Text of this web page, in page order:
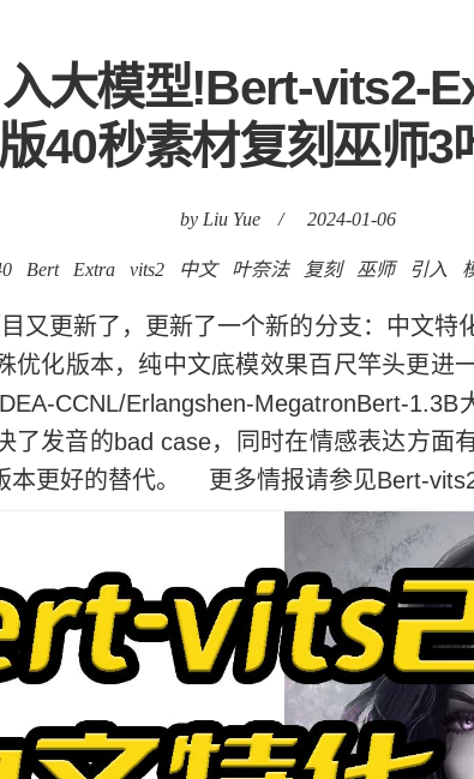
大模型!Bert-vits2-
版40秒素材复刻巫师3
by Liu Yue / 2024-01-06
Bert Extra vits2 中文 叶奈法 复刻 巫师 引入
又更新了，更新了一个新的分支：中文特
优化版本，纯中文底模效果百尺竿头更进
CCNL/Erlangshen-MegatronBert-1.3B
了发音的bad case，同时在情感表达方面
本更好的替代。 更多情报请参见Bert-